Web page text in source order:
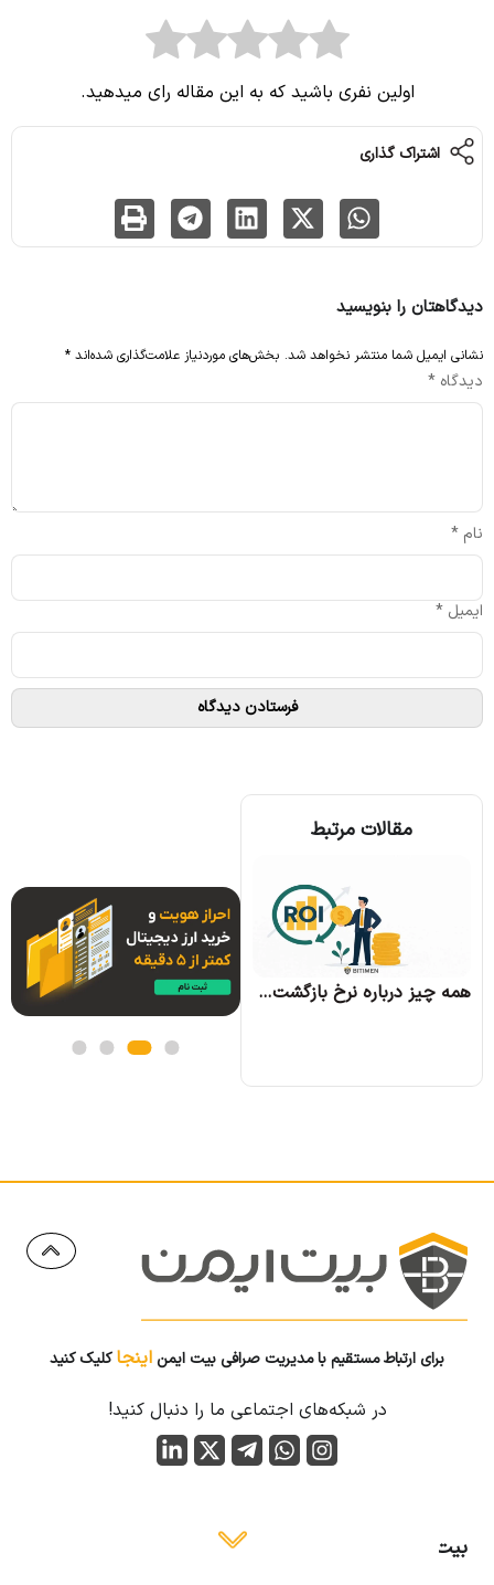
اولین نفری باشید که به این مقاله رای میدهید.
اشتراک گذاری
دیدگاهتان را بنویسید
نشانی ایمیل شما منتشر نخواهد شد. بخش‌های موردنیاز علامت‌گذاری شده‌اند *
دیدگاه *
نام *
ایمیل *
مقالات مرتبط
همه چیز درباره نرخ بازگشت سرمایه و نحوه محاسبه آن
برای ارتباط مستقیم با مدیریت صرافی بیت ایمن اینجاکلیک کنید
در شبکه‌های اجتماعی ما را دنبال کنید!
بیت ایمن